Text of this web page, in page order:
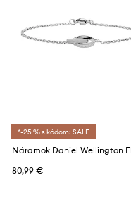
*-25 % s kódom: SALE
80,99 €